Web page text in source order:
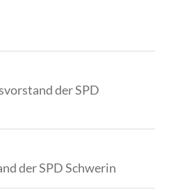
der SPD
der SPD Schwerin